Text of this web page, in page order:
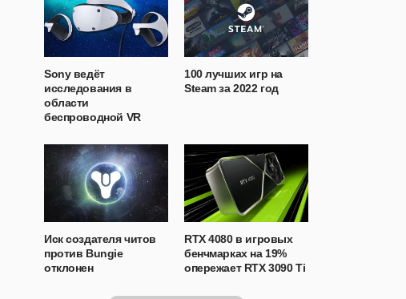
Sony ведёт
исследования в
области
беспроводной VR
100 лучших игр на
Steam за 2022 год
Иск создателя читов
против Bungie
отклонен
RTX 4080 в игровых
бенчмарках на 19%
опережает RTX 3090 Ti